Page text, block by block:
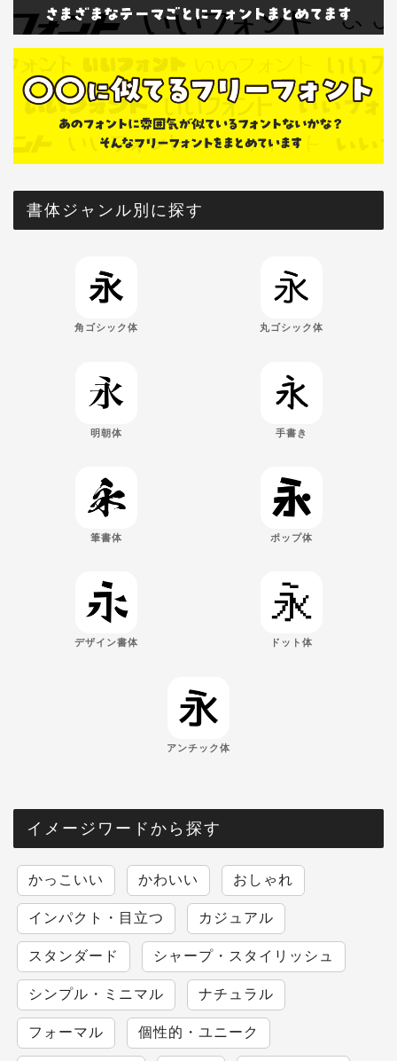
書体ジャンル別に探す
角ゴシック体 丸ゴシック体
明朝体 手書き
筆書体 ポップ体
デザイン書体 ドット体
アンチック体
イメージワードから探す
かっこいい かわいい おしゃれ
インパクト・目立つ カジュアル
スタンダード シャープ・スタイリッシュ
シンプル・ミニマル ナチュラル
フォーマル 個性的・ユニーク